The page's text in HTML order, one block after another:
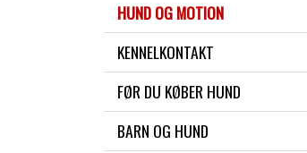
HUND OG MOTION
KENNELKONTAKT
FØR DU KØBER HUND
BARN OG HUND